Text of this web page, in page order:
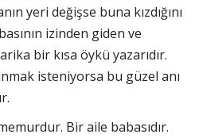
yeri değişse buna kızdığını
izinden giden ve
bir kısa öykü yazarıdır.
isteniyorsa bu güzel anı
Bir aile babasıdır.